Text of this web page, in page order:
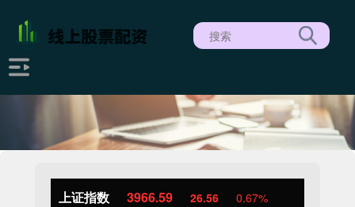
上证指数 3966.59 26.56 0.67%